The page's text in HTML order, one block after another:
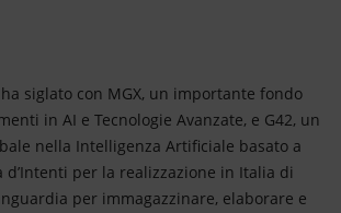
siglato con MGX, un importante fondo
in AI e Tecnologie Avanzate, e G42, un
nella Intelligenza Artificiale basato a
d’Intenti per la realizzazione in Italia di
per immagazzinare, elaborare e